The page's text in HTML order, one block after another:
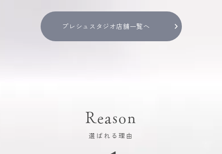
プレシュスタジオ店舗一覧へ
Reason
選ばれる理由